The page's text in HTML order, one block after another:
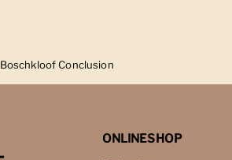
Boschkloof Conclusion
ONLINESHOP